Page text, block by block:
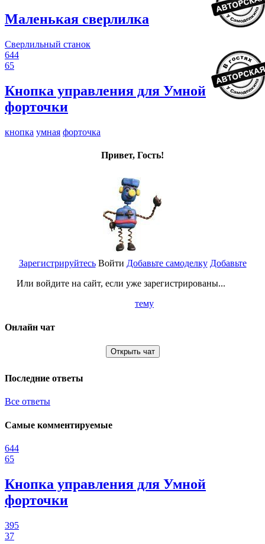
Маленькая сверлилка
Сверлильный станок
644
65
Кнопка управления для Умной
форточки
кнопка умная форточка
Привет, Гость!
Зарегистрируйтесь
Или войдите на сайт, если уже зарегистрированы...
Войти Добавьте самоделку Добавьте
тему
Онлайн чат
Открыть чат
Последние ответы
Все ответы
Самые комментируемые
644
65
Кнопка управления для Умной
форточки
395
37